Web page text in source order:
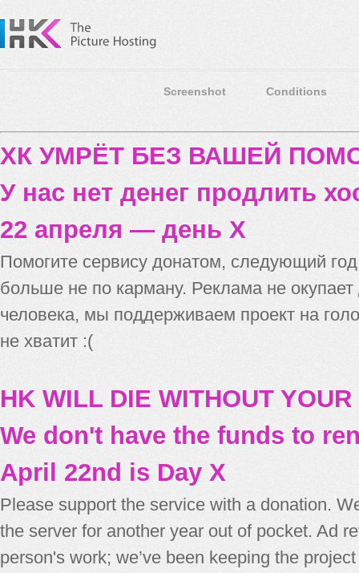
Screenshot Conditions
ХК УМРЁТ БЕЗ ВАШЕЙ
У нас нет денег продлить
22 апреля — день X
Помогите сервису донатом, следующий
больше не по карману. Реклама не
человека, мы поддерживаем проект на
не хватит :(
HK WILL DIE WITHOUT
We don't have the funds to
April 22nd is Day X
Please support the service with a donation.
the server for another year out of pocket. Ad
person's work; we’ve been keeping the